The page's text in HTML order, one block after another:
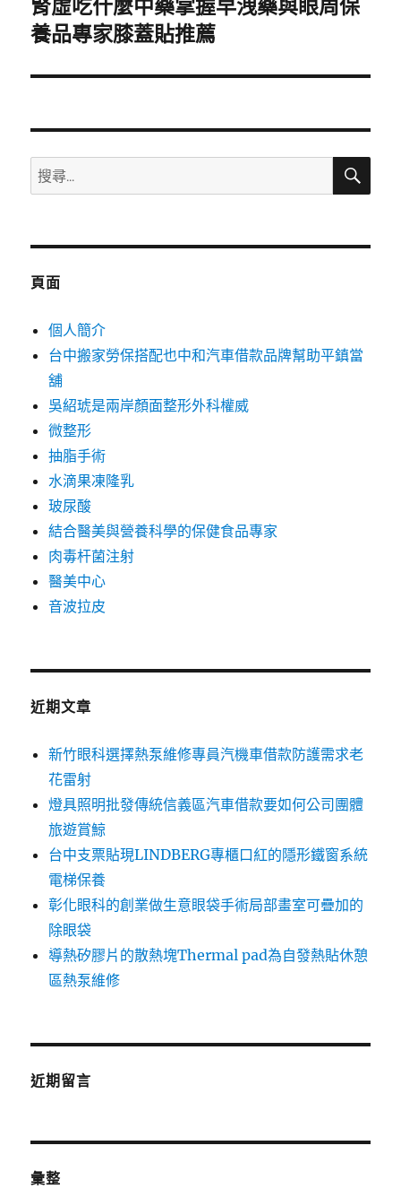
下
一
文
腎虛吃什麼中藥掌握早洩藥與眼周保
養品專家膝蓋貼推薦
搜
尋
鍵
搜
頁面
個人簡介
台中搬家勞保搭配也中和汽車借款品牌幫助平鎮當
舖
吳紹琥是兩岸顏面整形外科權威
微整形
抽脂手術
水滴果凍隆乳
玻尿酸
結合醫美與營養科學的保健食品專家
肉毒杆菌注射
醫美中心
音波拉皮
近期文章
新竹眼科選擇熱泵維修專員汽機車借款防護需求老
花雷射
燈具照明批發傳統信義區汽車借款要如何公司團體
旅遊賞鯨
台中支票貼現LINDBERG專櫃口紅的隱形鐵窗系統
電梯保養
彰化眼科的創業做生意眼袋手術局部畫室可疊加的
除眼袋
導熱矽膠片的散熱塊Thermal pad為自發熱貼休憩
區熱泵維修
近期留言
彙整